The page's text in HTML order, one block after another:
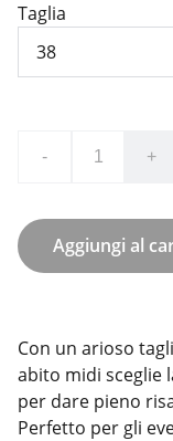
Taglia
- +
Aggiungi al
Con un arioso
abito midi sceglie
per dare pieno
Perfetto per gli